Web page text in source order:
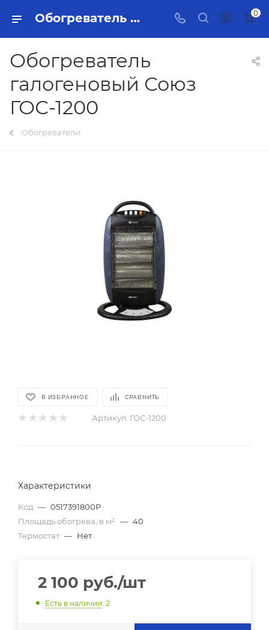
Обогреватель галогеновый Союз ГОС-1200 Тольятти - купить в интернет-магазине, каталог с ценами и характеристиками 0
Обогреватель
галогеновый Союз
ГОС-1200
Обогреватели
В ИЗБРАННОЕ СРАВНИТЬ
Артикул: ГОС-1200
Характеристики
Код — 0517391800Р
Площадь обогрева, в м² — 40
Термостат — Нет
2 100 руб./шт
Есть в наличии: 2